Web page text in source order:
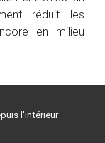
réduit les
en milieu
l'intérieur